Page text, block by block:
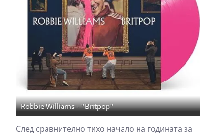
Robbie Williams - "Britpop"
След сравнително тихо начало на годината за